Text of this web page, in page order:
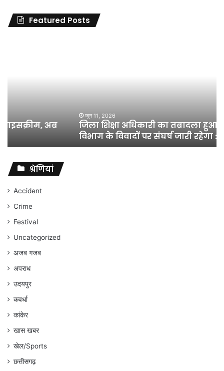
Featured Posts
विभाग
विवादों
संघर्ष
जारी
रहेगा
अंकित
गौरहा
जिला शिक्षा अधिकारी का तबादला हुआ, लेकिन शिक्षा
विभाग के विवादों पर संघर्ष जारी रहेगा : अंकित गौरहा
श्रेणियां
Accident
Crime
Festival
Uncategorized
अजब गजब
अपराध
उदयपुर
कवर्धा
कांकेर
खास खबर
खेल/Sports
छत्तीसगढ़